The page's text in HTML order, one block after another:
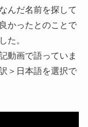
んだ名前を探して
かったとのことで
た。
動画で語っていま
＞日本語を選択で